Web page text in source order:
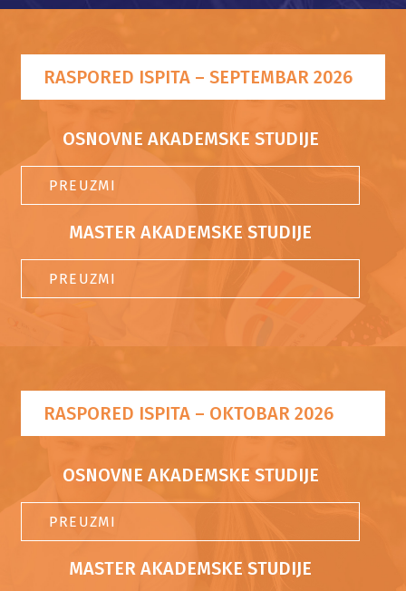
KONTAKT
RASPORED ISPITA – SEPTEMBAR 2026
OSNOVNE AKADEMSKE STUDIJE
PREUZMI
MASTER AKADEMSKE STUDIJE
PREUZMI
RASPORED ISPITA – OKTOBAR 2026
OSNOVNE AKADEMSKE STUDIJE
PREUZMI
MASTER AKADEMSKE STUDIJE